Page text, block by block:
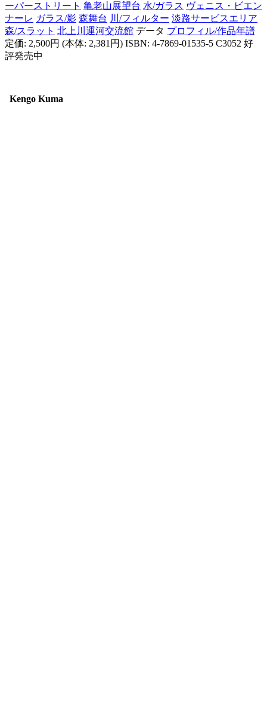
ーパーストリート 亀老山展望台 水/ガラス ヴェニス・ビエン
ナーレ ガラス/影 森舞台 川/フィルター 淡路サービスエリア
森/スラット 北上川運河交流館 データ プロフィル/作品年譜
定価: 2,500円 (本体: 2,381円) ISBN: 4-7869-01535-5 C3052 好
評発売中
Kengo Kuma